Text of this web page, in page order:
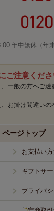
年中無休（年
ご注意くださ
一般の方へご
お掛け間違い
ページトップ
お支払い
ギフトサー
プライバ